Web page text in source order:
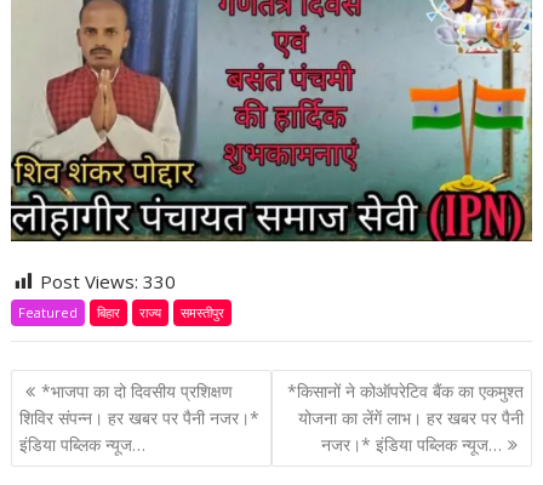
Post Views:330
Featured बिहार राज्य समस्तीपुर
P
o
s
*भाजपा का दो दिवसीय प्रशिक्षण
शिविर संपन्न। हर खबर पर पैनी नजर।*
इंडिया पब्लिक न्यूज…
*किसानों ने कोऑपरेटिव बैंक का एकमुश्त
योजना का लेंगें लाभ। हर खबर पर पैनी
नजर।* इंडिया पब्लिक न्यूज…